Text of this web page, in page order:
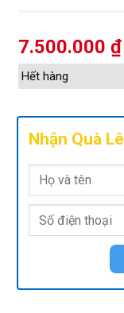
7.500.000 ₫
Hết hàng
Nhận Quà